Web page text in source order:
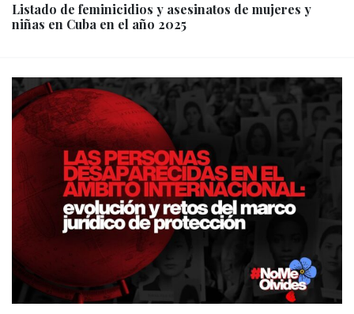
Listado de feminicidios y asesinatos de mujeres y
niñas en Cuba en el año 2025